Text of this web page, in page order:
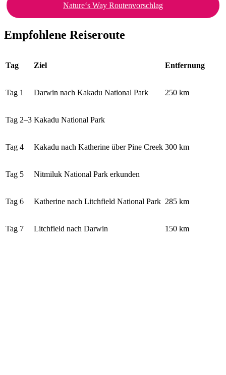
Nature‘s Way Routenvorschlag
Empfohlene Reiseroute
Tag Ziel Entfernung
Tag 1 Darwin nach Kakadu National Park 250 km
Tag 2–3 Kakadu National Park
Tag 4 Kakadu nach Katherine über Pine Creek 300 km
Tag 5 Nitmiluk National Park erkunden
Tag 6 Katherine nach Litchfield National Park 285 km
Tag 7 Litchfield nach Darwin 150 km